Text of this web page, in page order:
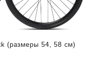
(размеры 54, 58 см)